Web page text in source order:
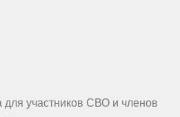
для участников СВО и членов